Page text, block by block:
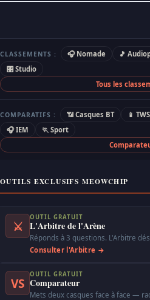
CLASSEMENTS : 🎧 Nomade 🎵
🎛 Studio
Tous les
COMPARATIFS : 📶 Casques BT 📱 TWS
🎧 IEM
🏃 Sport
OUTILS EXCLUSIFS MEOWCHIP
⚔
OUTIL GRATUIT
L'Arbitre de l'Arène
Réponds à 3 questions. L'Arbitre
Consulter l'Arbitre →
VS
OUTIL GRATUIT
Comparateur
Mets deux casques face à face —